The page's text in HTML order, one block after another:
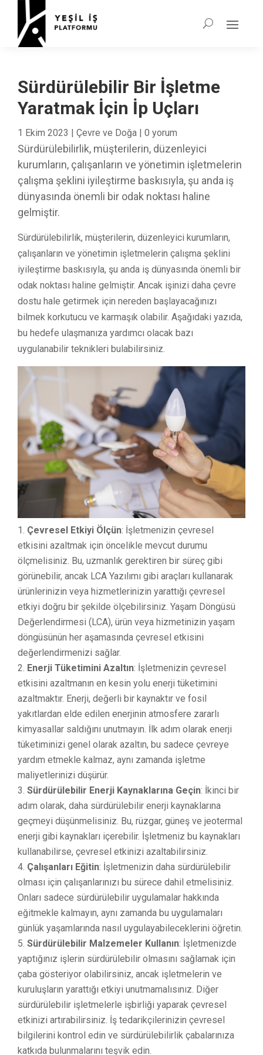
Sürdürülebilir Bir İşletme
Yaratmak İçin İp Uçları
1 Ekim 2023 | Çevre ve Doğa | 0 yorum
Sürdürülebilirlik, müşterilerin, düzenleyici
kurumların, çalışanların ve yönetimin işletmelerin
çalışma şeklini iyileştirme baskısıyla, şu anda iş
dünyasında önemli bir odak noktası haline
gelmiştir.
Sürdürülebilirlik, müşterilerin, düzenleyici kurumların,
çalışanların ve yönetimin işletmelerin çalışma şeklini
iyileştirme baskısıyla, şu anda iş dünyasında önemli bir
odak noktası haline gelmiştir. Ancak işinizi daha çevre
dostu hale getirmek için nereden başlayacağınızı
bilmek korkutucu ve karmaşık olabilir. Aşağıdaki yazıda,
bu hedefe ulaşmanıza yardımcı olacak bazı
uygulanabilir teknikleri bulabilirsiniz.
Çevresel Etkiyi Ölçün: İşletmenizin çevresel
etkisini azaltmak için öncelikle mevcut durumu
ölçmelisiniz. Bu, uzmanlık gerektiren bir süreç gibi
görünebilir, ancak LCA Yazılımı gibi araçları kullanarak
ürünlerinizin veya hizmetlerinizin yarattığı çevresel
etkiyi doğru bir şekilde ölçebilirsiniz. Yaşam Döngüsü
Değerlendirmesi (LCA), ürün veya hizmetinizin yaşam
döngüsünün her aşamasında çevresel etkisini
değerlendirmenizi sağlar.
Enerji Tüketimini Azaltın: İşletmenizin çevresel
etkisini azaltmanın en kesin yolu enerji tüketimini
azaltmaktır. Enerji, değerli bir kaynaktır ve fosil
yakıtlardan elde edilen enerjinin atmosfere zararlı
kimyasallar saldığını unutmayın. İlk adım olarak enerji
tüketiminizi genel olarak azaltın, bu sadece çevreye
yardım etmekle kalmaz, aynı zamanda işletme
maliyetlerinizi düşürür.
Sürdürülebilir Enerji Kaynaklarına Geçin: İkinci bir
adım olarak, daha sürdürülebilir enerji kaynaklarına
geçmeyi düşünmelisiniz. Bu, rüzgar, güneş ve jeotermal
enerji gibi kaynakları içerebilir. İşletmeniz bu kaynakları
kullanabilirse, çevresel etkinizi azaltabilirsiniz.
Çalışanları Eğitin: İşletmenizin daha sürdürülebilir
olması için çalışanlarınızı bu sürece dahil etmelisiniz.
Onları sadece sürdürülebilir uygulamalar hakkında
eğitmekle kalmayın, aynı zamanda bu uygulamaları
günlük yaşamlarında nasıl uygulayabileceklerini öğretin.
Sürdürülebilir Malzemeler Kullanın: İşletmenizde
yaptığınız işlerin sürdürülebilir olmasını sağlamak için
çaba gösteriyor olabilirsiniz, ancak işletmelerin ve
kuruluşların yarattığı etkiyi unutmamalısınız. Diğer
sürdürülebilir işletmelerle işbirliği yaparak çevresel
etkinizi artırabilirsiniz. İş tedarikçilerinizin çevresel
bilgilerini kontrol edin ve sürdürülebilirlik çabalarınıza
katkıda bulunmalarını teşvik edin.